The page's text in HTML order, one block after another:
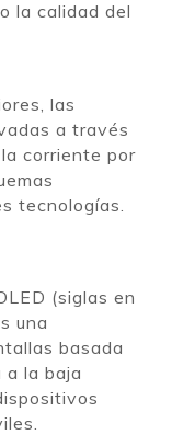
la calidad del
las
a través
corriente por
tecnologías.
(siglas en
una
basada
a la baja